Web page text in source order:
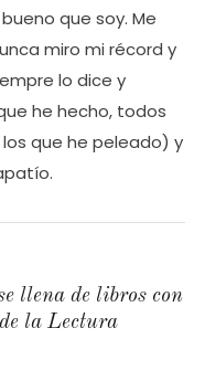
que soy. Me
miro mi récord y
lo dice y
he hecho, todos
que he peleado) y
llena de libros con
la Lectura